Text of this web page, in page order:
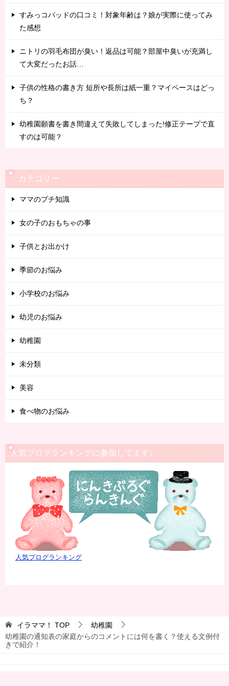
すみっコパッドの口コミ！対象年齢は？娘が実際に使ってみ
た感想
ニトリの羽毛布団が臭い！返品は可能？部屋中臭いが充満し
て大変だったお話…
子供の性格の書き方 短所や長所は紙一重？マイペースはどっ
ち？
幼稚園願書を書き間違えて失敗してしまった!修正テープで直
すのは可能？
カテゴリー
ママのプチ知識
女の子のおもちゃの事
子供とお出かけ
季節のお悩み
小学校のお悩み
幼児のお悩み
幼稚園
未分類
美容
食べ物のお悩み
人気ブログランキングに参加してます♪
人気ブログランキング
イラママ！ TOP
幼稚園
幼稚園の通知表の家庭からのコメントには何を書く？使える文例付
きで紹介！